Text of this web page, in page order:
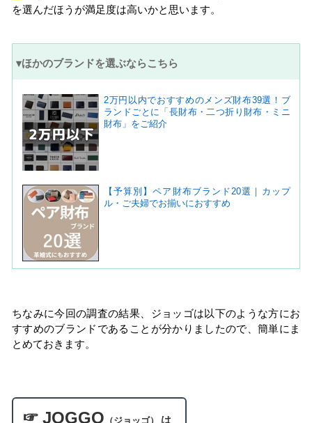
を選んだほうが満足度は高いかと思います。
▾ほかのブランドを選ぶならこちら
2万円以内でおすすめのメンズ財布39選！ブ
ランドごとに「長財布・二つ折り財布・ミニ
財布」をご紹介
【予算別】ペア財布ブランド20選｜カップ
ル・ご夫婦でお揃いにおすすめ
ちなみに今回の調査の結果、ジョッゴは以下のような方にお
すすめのブランドであることが分かりましたので、簡単にま
とめておきます。
☞ JOGGO （ジョッゴ）
は